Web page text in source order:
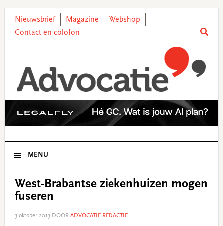
primary
main
primary
footer
Nieuwsbrief Magazine
Webshop
Contact en colofon
MENU
West-Brabantse ziekenhuizen mogen
fuseren
3 oktober 2013DOOR ADVOCATIE REDACTIE